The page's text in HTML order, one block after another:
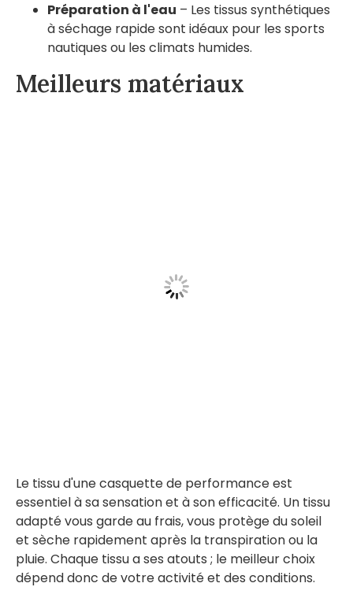
Préparation à l'eau – Les tissus synthétiques
à séchage rapide sont idéaux pour les sports
nautiques ou les climats humides.
Meilleurs matériaux
Le tissu d'une casquette de performance est
essentiel à sa sensation et à son efficacité. Un tissu
adapté vous garde au frais, vous protège du soleil
et sèche rapidement après la transpiration ou la
pluie. Chaque tissu a ses atouts ; le meilleur choix
dépend donc de votre activité et des conditions.